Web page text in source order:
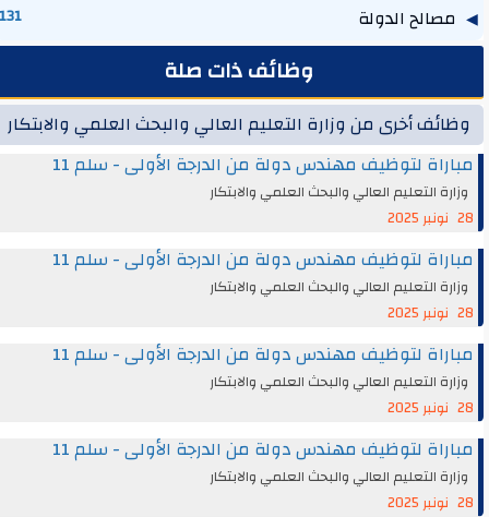
مصالح الدولة 131
وظائف ذات صلة
وظائف أخرى من وزارة التعليم العالي والبحث العلمي والابتكار
مباراة لتوظيف مهندس دولة من الدرجة الأولى - سلم 11
وزارة التعليم العالي والبحث العلمي والابتكار
28 نونبر 2025
مباراة لتوظيف مهندس دولة من الدرجة الأولى - سلم 11
وزارة التعليم العالي والبحث العلمي والابتكار
28 نونبر 2025
مباراة لتوظيف مهندس دولة من الدرجة الأولى - سلم 11
وزارة التعليم العالي والبحث العلمي والابتكار
28 نونبر 2025
مباراة لتوظيف مهندس دولة من الدرجة الأولى - سلم 11
وزارة التعليم العالي والبحث العلمي والابتكار
28 نونبر 2025